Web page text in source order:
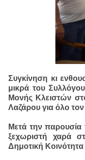
Συγκίνηση κι
μικρά του
Μονής Κλειστών
Λαζάρου για όλο
Μετά την
ξεχωριστή χαρά
Δημοτική